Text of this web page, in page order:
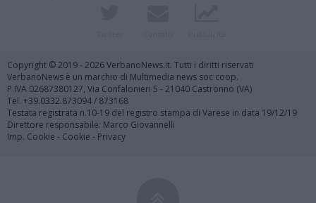
Copyright © 2019 - 2026 VerbanoNews.it. Tutti i diritti riservati
VerbanoNews è un marchio di Multimedia news soc coop.
P.IVA 02687380127, Via Confalonieri 5 - 21040 Castronno (VA)
Tel. +39.0332.873094 / 873168
Testata registrata n.10-19 del registro stampa di Varese in data 19/12/19
Direttore responsabile: Marco Giovannelli
Imp. Cookie - Cookie - Privacy